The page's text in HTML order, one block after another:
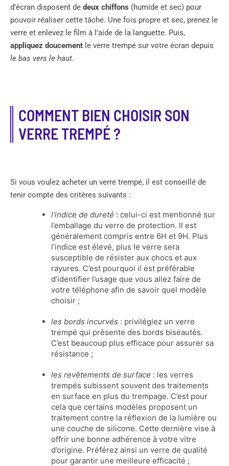
d’écran disposent de deux chiffons (humide et sec) pour
pouvoir réaliser cette tâche. Une fois propre et sec, prenez le
verre et enlevez le film à l’aide de la languette. Puis,
appliquez doucement le verre trempé sur votre écran depuis
le bas vers le haut.
COMMENT BIEN CHOISIR SON
VERRE TREMPÉ ?
Si vous voulez acheter un verre trempé, il est conseillé de
tenir compte des critères suivants :
l’indice de dureté : celui-ci est mentionné sur
l’emballage du verre de protection. Il est
généralement compris entre 6H et 9H. Plus
l’indice est élevé, plus le verre sera
susceptible de résister aux chocs et aux
rayures. C’est pourquoi il est préférable
d’identifier l’usage que vous allez faire de
votre téléphone afin de savoir quel modèle
choisir ;
les bords incurvés : privilégiez un verre
trempé qui présente des bords biseautés.
C’est beaucoup plus efficace pour assurer sa
résistance ;
les revêtements de surface : les verres
trempés subissent souvent des traitements
en surface en plus du trempage. C’est pour
cela que certains modèles proposent un
traitement contre la réflexion de la lumière ou
une couche de silicone. Cette dernière vise à
offrir une bonne adhérence à votre vitre
d’origine. Préférez ainsi un verre de qualité
pour garantir une meilleure efficacité ;